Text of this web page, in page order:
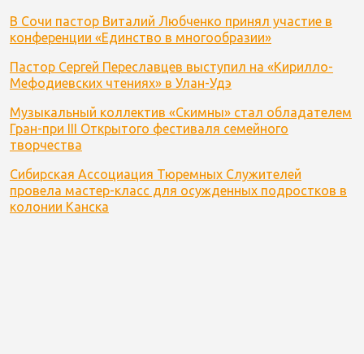
В Сочи пастор Виталий Любченко принял участие в
конференции «Единство в многообразии»
Пастор Сергей Переславцев выступил на «Кирилло-
Мефодиевских чтениях» в Улан-Удэ
Музыкальный коллектив «Скимны» стал обладателем
Гран-при III Открытого фестиваля семейного
творчества
Сибирская Ассоциация Тюремных Служителей
провела мастер-класс для осужденных подростков в
колонии Канска